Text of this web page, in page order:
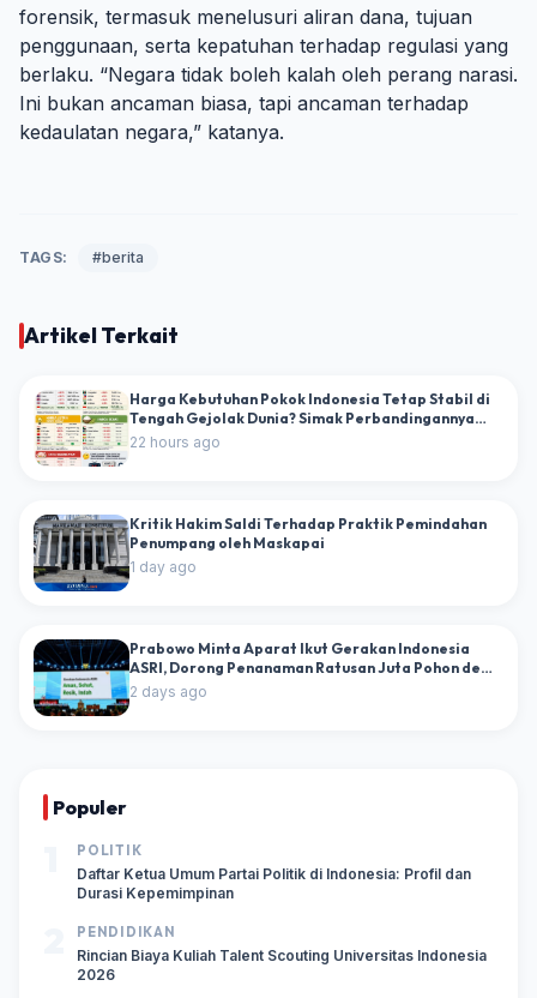
forensik, termasuk menelusuri aliran dana, tujuan
penggunaan, serta kepatuhan terhadap regulasi yang
berlaku. “Negara tidak boleh kalah oleh perang narasi.
Ini bukan ancaman biasa, tapi ancaman terhadap
kedaulatan negara,” katanya.
TAGS: #berita
Artikel Terkait
Harga Kebutuhan Pokok Indonesia Tetap Stabil di
Tengah Gejolak Dunia? Simak Perbandingannya
dengan Berbagai Negara
22 hours ago
Kritik Hakim Saldi Terhadap Praktik Pemindahan
Penumpang oleh Maskapai
1 day ago
Prabowo Minta Aparat Ikut Gerakan Indonesia
ASRI, Dorong Penanaman Ratusan Juta Pohon demi
Masa Depan Hijau
2 days ago
Populer
POLITIK
Daftar Ketua Umum Partai Politik di Indonesia: Profil dan
Durasi Kepemimpinan
PENDIDIKAN
Rincian Biaya Kuliah Talent Scouting Universitas Indonesia
2026